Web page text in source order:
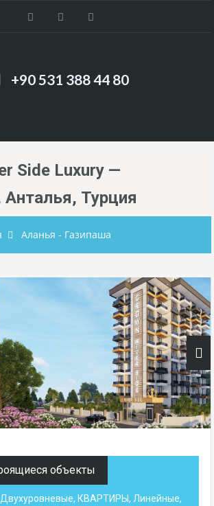
+90 531 388 44 80
Side Luxury —
Анталья, Турция
Аланья - Газипаша
объекты
КВАРТИРЫ, Линейные,